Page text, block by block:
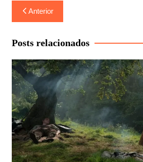
Navegação
de
Post
Anterior
Posts relacionados